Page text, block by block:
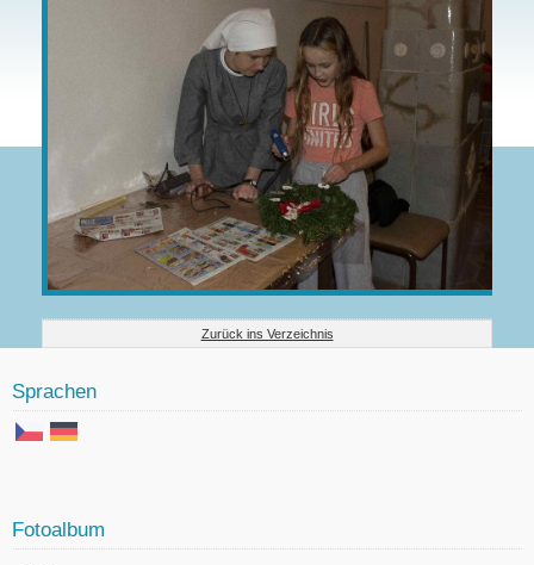
Zurück ins Verzeichnis
Sprachen
Fotoalbum